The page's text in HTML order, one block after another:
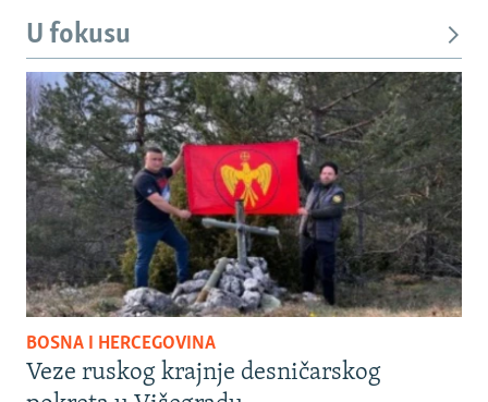
U fokusu
BOSNA I HERCEGOVINA
Veze ruskog krajnje desničarskog